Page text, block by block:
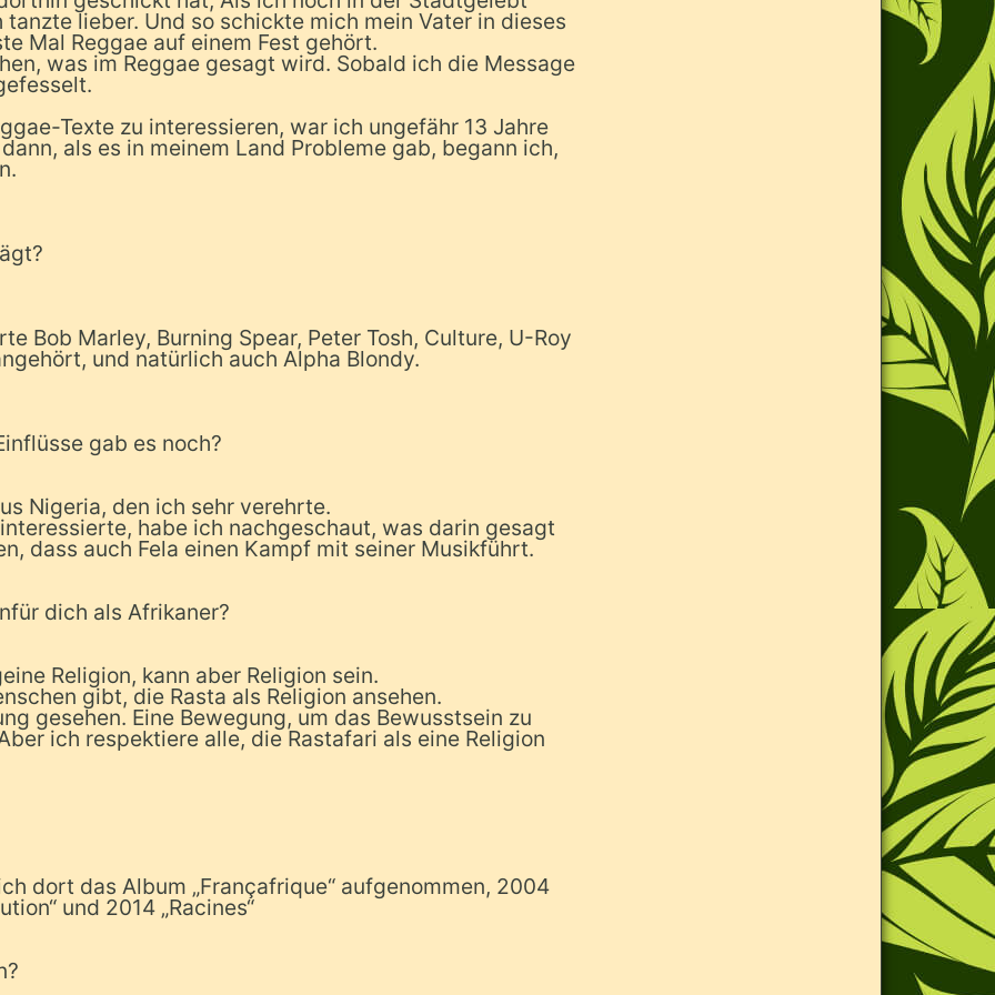
lieber. Und so schickte mich mein Vater in dieses
Mal Reggae auf einem Fest gehört.
was im Reggae gesagt wird. Sobald ich die Message
Texte zu interessieren, war ich ungefähr 13 Jahre
als es in meinem Land Probleme gab, begann ich,
Bob Marley, Burning Spear, Peter Tosh, Culture, U-Roy
und natürlich auch Alpha Blondy.
gab es noch?
Nigeria, den ich sehr verehrte.
habe ich nachgeschaut, was darin gesagt
dass auch Fela einen Kampf mit seiner Musikführt.
dich als Afrikaner?
Religion, kann aber Religion sein.
gibt, die Rasta als Religion ansehen.
gesehen. Eine Bewegung, um das Bewusstsein zu
ich respektiere alle, die Rastafari als eine Religion
dort das Album „Françafrique“ aufgenommen, 2004
und 2014 „Racines“